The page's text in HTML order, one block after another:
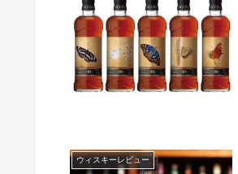
ウィスキーレビュー